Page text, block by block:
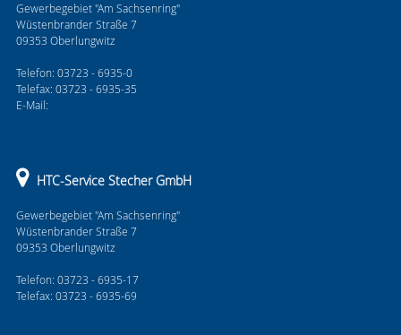
Gewerbegebiet "Am Sachsenring"
Wüstenbrander Straße 7
09353 Oberlungwitz
Telefon: 03723 - 6935-0
Telefax: 03723 - 6935-35
E-Mail:
HTC-Service Stecher GmbH
Gewerbegebiet "Am Sachsenring"
Wüstenbrander Straße 7
09353 Oberlungwitz
Telefon: 03723 - 6935-17
Telefax: 03723 - 6935-69